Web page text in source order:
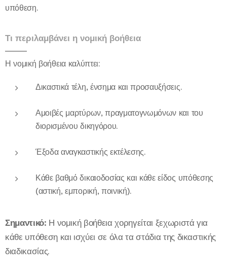
υπόθεση.
Τι περιλαμβάνει η νομική βοήθεια
Η νομική βοήθεια καλύπτει:
Δικαστικά τέλη, ένσημα και προσαυξήσεις.
Αμοιβές μαρτύρων, πραγματογνωμόνων και του
διορισμένου δικηγόρου.
Έξοδα αναγκαστικής εκτέλεσης.
Κάθε βαθμό δικαιοδοσίας και κάθε είδος υπόθεσης
(αστική, εμπορική, ποινική).
Σημαντικό: Η νομική βοήθεια χορηγείται ξεχωριστά για
κάθε υπόθεση και ισχύει σε όλα τα στάδια της δικαστικής
διαδικασίας.